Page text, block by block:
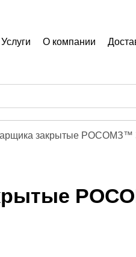
Услуги О компании
закрытые РОСОМЗ™